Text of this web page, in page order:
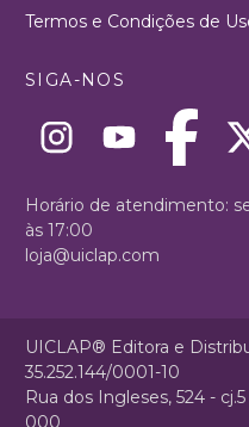
Termos e Condições de
SIGA-NOS
Horário de atendimento:
às 17:00
loja@uiclap.com
UICLAP® Editora e
35.252.144/0001-10
Rua dos Ingleses, 524 -
000